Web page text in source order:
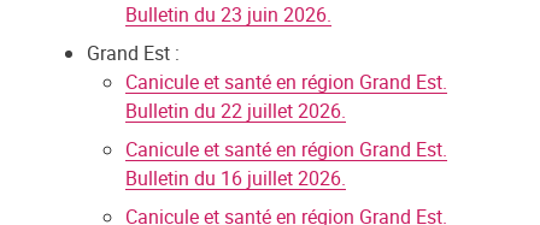
Bulletin du 23 juin 2026.
Grand Est :
Canicule et santé en région Grand Est.
Bulletin du 22 juillet 2026.
Canicule et santé en région Grand Est.
Bulletin du 16 juillet 2026.
Canicule et santé en région Grand Est.